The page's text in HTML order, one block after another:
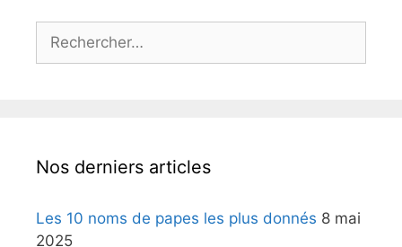
Nos derniers articles
Les 10 noms de papes les plus donnés 8 mai
2025